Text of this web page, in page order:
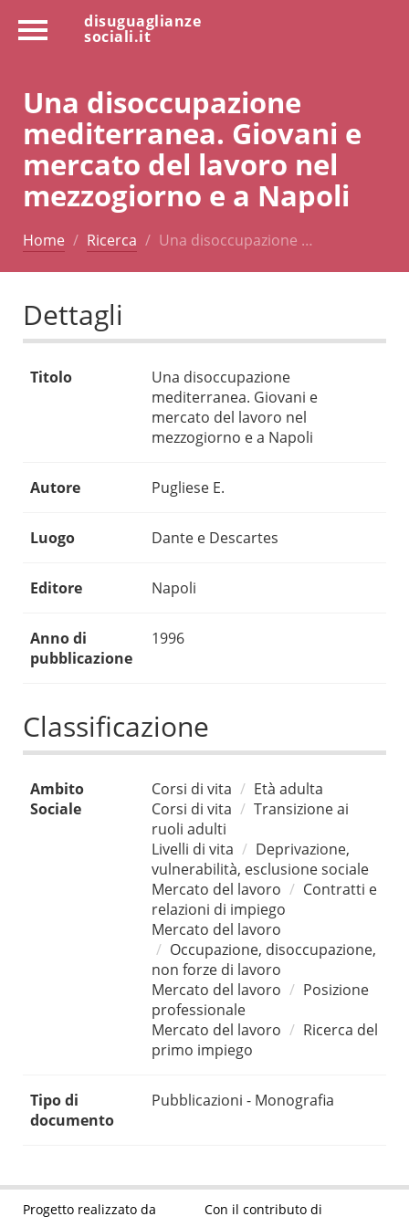
disuguaglianze
sociali.it
Una disoccupazione
mediterranea. Giovani e
mercato del lavoro nel
mezzogiorno e a Napoli
Home Ricerca Una disoccupazione …
Dettagli
Titolo
Una disoccupazione
mediterranea. Giovani e
mercato del lavoro nel
mezzogiorno e a Napoli
Autore Pugliese E.
Luogo Dante e Descartes
Editore Napoli
Anno di
pubblicazione
1996
Classificazione
Ambito
Sociale
Corsi di vita
Età adulta
Corsi di vita
Transizione ai
ruoli adulti
Livelli di vita
Deprivazione,
vulnerabilità, esclusione sociale
Mercato del lavoro
Contratti e
relazioni di impiego
Mercato del lavoro
Occupazione, disoccupazione,
non forze di lavoro
Mercato del lavoro
Posizione
professionale
Mercato del lavoro
Ricerca del
primo impiego
Tipo di
documento
Pubblicazioni - Monografia
Progetto realizzato da Con il contributo di